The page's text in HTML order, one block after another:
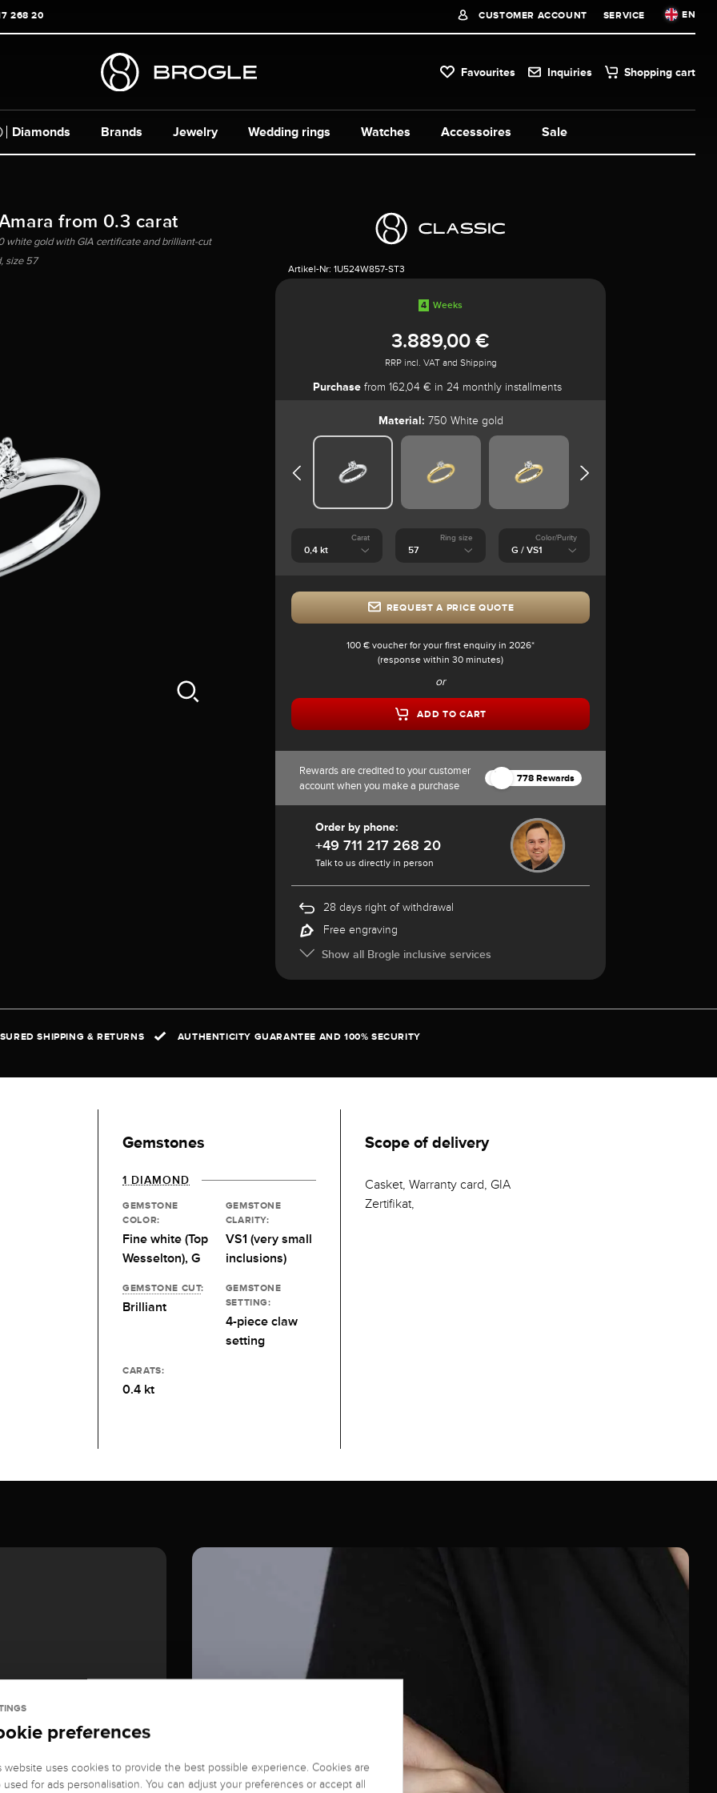
268 20 CUSTOMER ACCOUNT SERVICE EN
Favourites Inquiries Shopping cart
Diamonds Brands Jewelry Watches Accessoires Sale
Wedding rings
from 0.3 carat
white gold with GIA certificate and brilliant-cut
size 57
Artikel-Nr: 1U524W857-ST3
4 Weeks
3.889,00 €
RRP incl. VAT and Shipping
Purchase from 162,04 € in 24 monthly installments
Material: 750 White gold
Carat Ring size Color/Purity
REQUEST A PRICE QUOTE
100 € voucher for your first enquiry in 2026*
(response within 30 minutes)
or
ADD TO CART
Rewards are credited to your customer
account when you make a purchase
778 Rewards
Order by phone:
+49 711 217 268 20
Talk to us directly in person
28 days right of withdrawal
Free engraving
Show all Brogle inclusive services
SHIPPING & RETURNS AUTHENTICITY GUARANTEE AND 100% SECURITY
Gemstones
1 DIAMOND
GEMSTONE
COLOR:
Fine white (Top
Wesselton), G
GEMSTONE
CLARITY:
VS1 (very small
inclusions)
GEMSTONE CUT:
Brilliant
GEMSTONE
SETTING:
4-piece claw
setting
CARATS:
0.4 kt
Scope of delivery
Casket, Warranty card, GIA
Zertifikat,
preferences
website uses cookies to provide the best possible experience. Cookies are
used for ads personalisation. You can adjust your preferences or accept all